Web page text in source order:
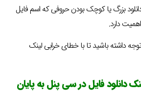
بزرگ یا کوچک بودن حروفی که اسم فایل
دارد.
توجه داشته باشید تا با خطای خرابی لینک
فایل در سی پنل به پایان